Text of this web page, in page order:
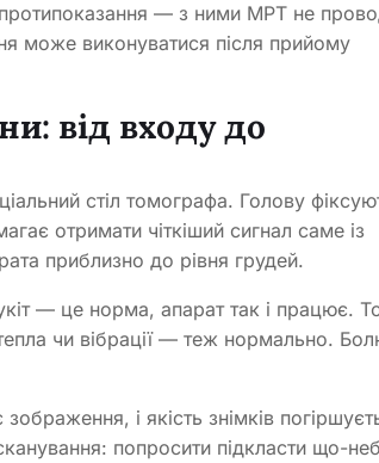
протипоказання — з ними МРТ не
може виконуватися після прийому
від входу до
стіл томографа. Голову
отримати чіткіший сигнал саме із
приблизно до рівня грудей.
— це норма, апарат так і працює.
чи вібрації — теж нормально.
і якість знімків
попросити підкласти що-